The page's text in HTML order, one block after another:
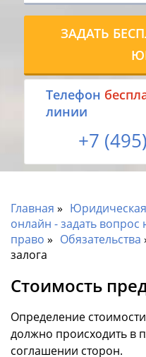
ЗАДАТЬ
Tелефон
линии
+7
Главная
онлайн - задать вопрос
право
Обязательства
залога
Стоимость
Определение
должно происходить в
соглашении сторон.